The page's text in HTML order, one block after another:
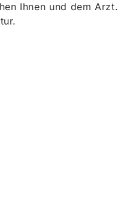
Ihnen und dem Arzt.